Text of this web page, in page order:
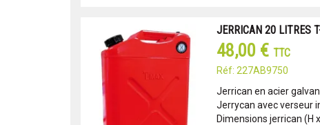
JERRICAN 20 LITRES
48,00 € TTC
Réf: 227AB9750
Jerrican en acier
Jerrycan avec verseur
Dimensions jerrican (H